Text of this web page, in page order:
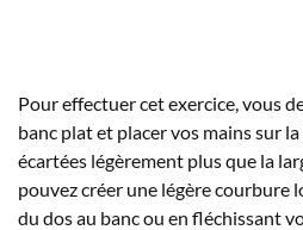
Pour effectuer cet exercice, vous
banc plat et placer vos mains sur
écartées légèrement plus que la
pouvez créer une légère courbure
du dos au banc ou en fléchissant